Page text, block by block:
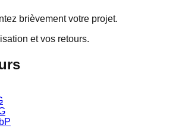
brièvement votre projet.
et vos retours.